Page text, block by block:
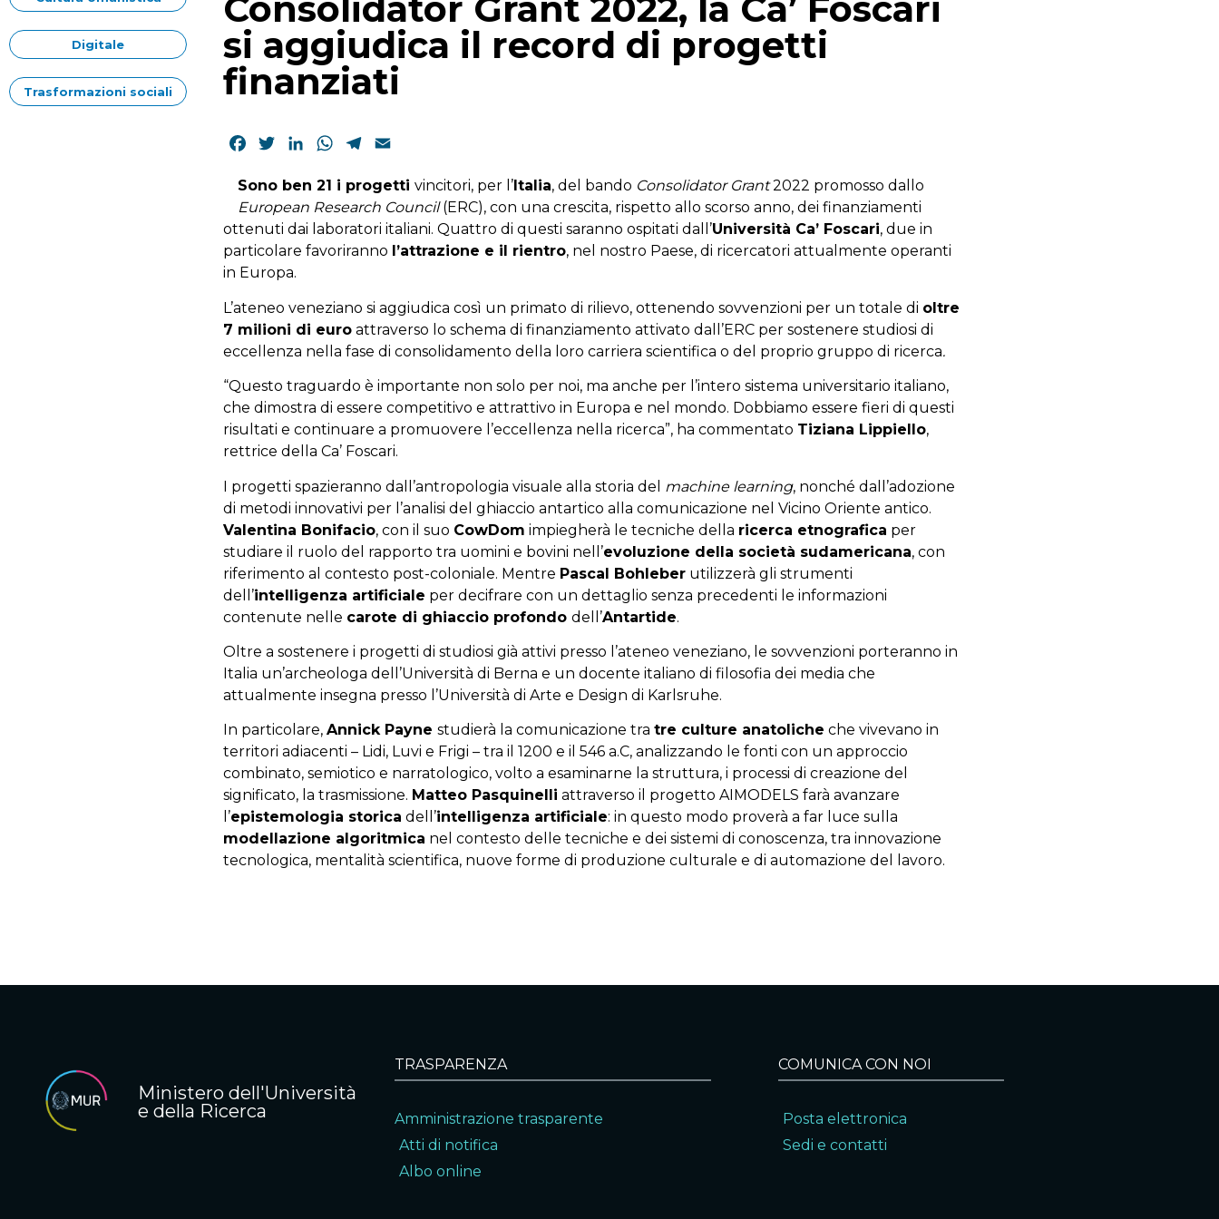
Digitale
Trasformazioni sociali
Consolidator Grant 2022, la Ca’ Foscari
si aggiudica il record di progetti
finanziati
Facebook
TwitterLinkedInWhatsApp
Telegram
Sono ben 21 i progettivincitori, per l’ Italia, del bando Consolidator Grant2022 promosso dallo
European Research Council(ERC), con una crescita, rispetto allo scorso anno, dei finanziamenti
ottenuti dai laboratori italiani. Quattro di questi saranno ospitati dall’Università Ca’ Foscari, due in
particolare favoriranno l’attrazione e il rientro, nel nostro Paese, di ricercatori attualmente operanti
in Europa.
L’ateneo veneziano si aggiudica così un primato di rilievo, ottenendo sovvenzioni per un totale di oltre
7 milioni di euro attraverso lo schema di finanziamento attivato dall’ERC per sostenere studiosi di
eccellenza nella fase di consolidamento della loro carriera scientifica o del proprio gruppo di ricerca.
“Questo traguardo è importante non solo per noi, ma anche per l’intero sistema universitario italiano,
che dimostra di essere competitivo e attrattivo in Europa e nel mondo. Dobbiamo essere fieri di questi
risultati e continuare a promuovere l’eccellenza nella ricerca”, ha commentato Tiziana Lippiello,
rettrice della Ca’ Foscari.
I progetti spazieranno dall’antropologia visuale alla storia del machine learning, nonché dall’adozione
di metodi innovativi per l’analisi del ghiaccio antartico alla comunicazione nel Vicino Oriente antico.
Valentina Bonifacio, con il suo CowDom impiegherà le tecniche della ricerca etnografica per
studiare il ruolo del rapporto tra uomini e bovini nell’evoluzione della società sudamericana, con
riferimento al contesto post-coloniale. Mentre Pascal Bohleber utilizzerà gli strumenti
dell’intelligenza artificiale per decifrare con un dettaglio senza precedenti le informazioni
contenute nelle carote di ghiaccio profondodell’Antartide.
Oltre a sostenere i progetti di studiosi già attivi presso l’ateneo veneziano, le sovvenzioni porteranno in
Italia un’archeologa dell’Università di Berna e un docente italiano di filosofia dei media che
attualmente insegna presso l’Università di Arte e Design di Karlsruhe.
In particolare,Annick Paynestudierà la comunicazione tratre culture anatoliche che vivevano in
territori adiacenti – Lidi, Luvi e Frigi – tra il 1200 e il 546 a.C, analizzando le fonti con un approccio
combinato, semiotico e narratologico, volto a esaminarne la struttura, i processi di creazione del
significato, la trasmissione. Matteo Pasquinelli attraverso il progetto AIMODELS farà avanzare
l’epistemologia storica dell’intelligenza artificiale: in questo modo proverà a far luce sulla
modellazione algoritmica nel contesto delle tecniche e dei sistemi di conoscenza, tra innovazione
tecnologica, mentalità scientifica, nuove forme di produzione culturale e di automazione del lavoro.
Ministero dell'Università
e della Ricerca
TRASPARENZA
Amministrazione trasparente
Atti di notifica
Albo online
COMUNICA CON NOI
Posta elettronica
Sedi e contatti